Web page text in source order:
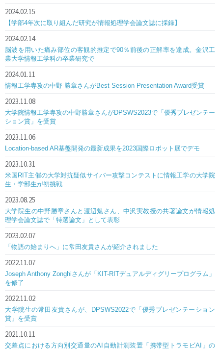
2024.02.15
【学部4年次に取り組んだ研究が情報処理学会論文誌に採録】
2024.02.14
脳波を用いた痛み部位の客観的推定で90％前後の正解率を達成。金沢工
業大学情報工学科の卒業研究で
2024.01.11
情報工学専攻の中野 勝章さんがBest Session Presentation Award受賞
2023.11.08
大学院情報工学専攻の中野勝章さんがDPSWS2023で「優秀プレゼンテー
ション賞」を受賞
2023.11.06
Location-based AR基盤開発の最新成果を2023国際ロボット展でデモ
2023.10.31
米国RIT主催の大学対抗疑似サイバー攻撃コンテストに情報工学の大学院
生・学部生が初挑戦
2023.08.25
大学院生の中野勝章さんと渡辺魁さん、中沢実教授の共著論文が情報処
理学会論文誌で「特選論文」として表彰
2023.02.07
「物語の始まりへ」に常田友貴さんが紹介されました
2022.11.07
Joseph Anthony Zonghiさんが「KIT-RITデュアルディグリープログラム」
を修了
2022.11.02
大学院生の常田友貴さんが、DPSWS2022で「優秀プレゼンテーション
賞」を受賞
2021.10.11
交差点における方向別交通量のAI自動計測装置「携帯型トラモビAI」の